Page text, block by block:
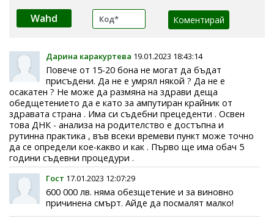
Wahd
Дарина каракуртева 19.01.2023 18:43:14
Повече от 15-20 бона не могат да бъдат
присъдени. Да не е умрял някой ? Да не е
осакатен ? Не може да размяна на здрави деща
обедщетението да е като за ампутиран крайник от
здравата страна . Има си съдебни прецеденти . Освен
това ДНК - анализа на родителство е достъпна и
рутинна практика , във всеки времеви пункт може точно
да се определи кое-какво и как . Първо ще има обач 5
години съдевни процедури .
Гост 17.01.2023 12:07:29
600 000 лв. няма обезщетение и за виновно
причинена смърт. Айде да посмалят малко!